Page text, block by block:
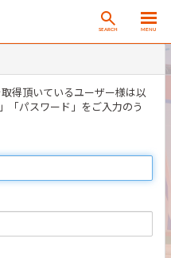
SEARCH MENU
得頂いているユーザー様は以
「パスワード」をご入力のう